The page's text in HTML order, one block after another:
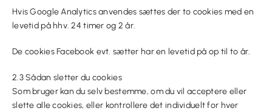
Hvis Google Analytics anvendes sættes der to cookies med en
levetid på hhv. 24 timer og 2 år.
De cookies Facebook evt. sætter har en levetid på op til to år.
2.3 Sådan sletter du cookies
Som bruger kan du selv bestemme, om du vil acceptere eller
slette alle cookies, eller kontrollere det individuelt for hver